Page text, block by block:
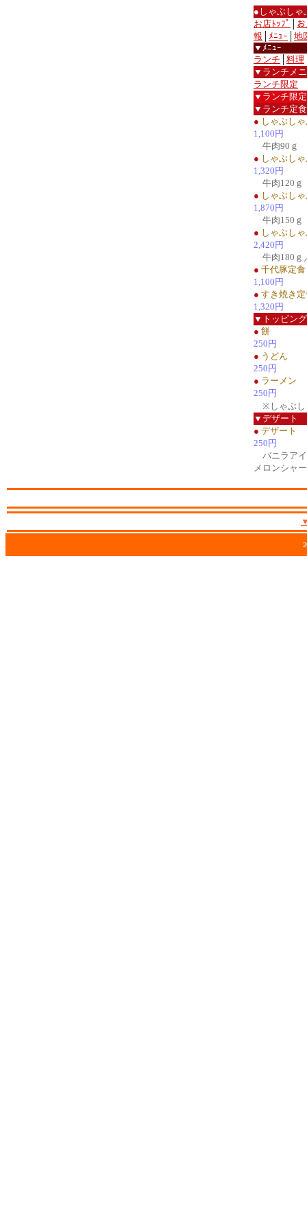
●しゃぶし
お店ﾄｯﾌﾟ
報
ﾒﾆｭｰ
地
▼ﾒﾆｭｰ
ランチ
料理
▼ランチメ
ランチ限定
▼ランチ限定
▼ランチ定食
● しゃぶし
1,100円
牛肉90ｇ
● しゃぶし
1,320円
牛肉120ｇ
● しゃぶし
1,870円
牛肉150ｇ
● しゃぶし
2,420円
牛肉180ｇ
● 千代豚定食
1,100円
● すき焼き
1,320円
▼トッピング
● 餅
250円
● うどん
250円
● ラーメン
250円
※しゃぶし
▼デザート
● デザート
250円
バニラアイ
メロンシャ